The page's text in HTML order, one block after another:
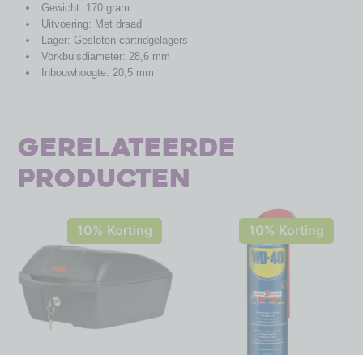
Gewicht: 170 gram
Uitvoering: Met draad
Lager: Gesloten cartridgelagers
Vorkbuisdiameter: 28,6 mm
Inbouwhoogte: 20,5 mm
Gerelateerde
producten
10% Korting 10% Korting